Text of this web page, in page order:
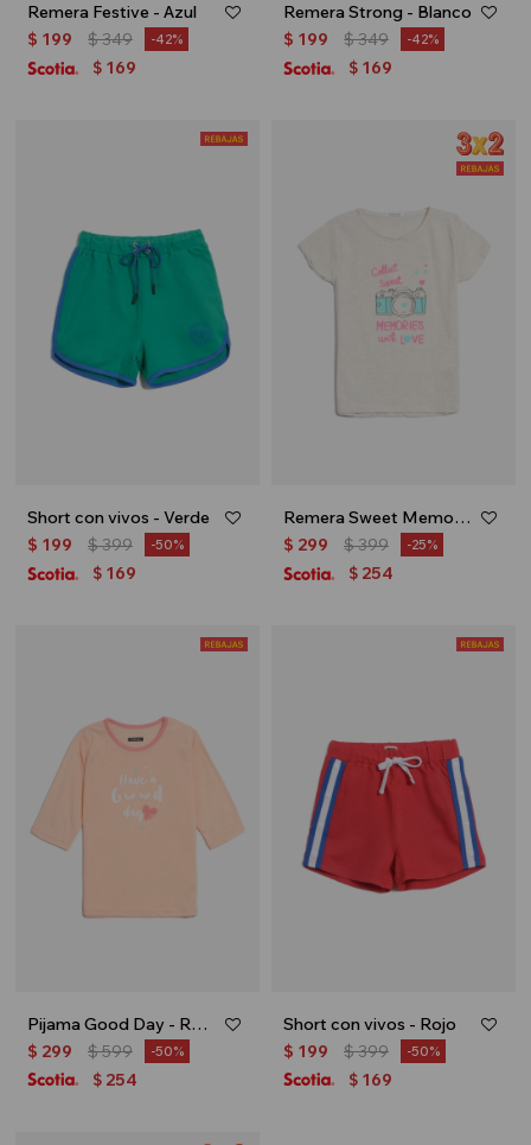
Remera Festive - Azul
$ 199 $349 42
$ 169
Remera Strong - Blanco
$ 199 $349 42
$ 169
Short con vivos - Verde
$ 199 $399 50
$ 169
Remera Sweet Memories - Gris
$ 299 $399 25
$ 254
Pijama Good Day - Rosa
$ 299 $599 50
$ 254
Short con vivos - Rojo
$ 199 $399 50
$ 169